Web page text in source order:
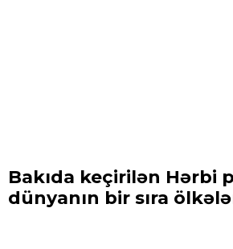
Bakıda keçirilən Hərbi
dünyanın bir sıra